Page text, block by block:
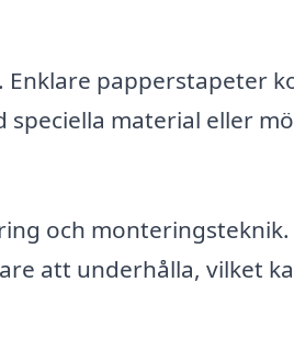
papperstapeter
material eller
och
att underhålla, vilket